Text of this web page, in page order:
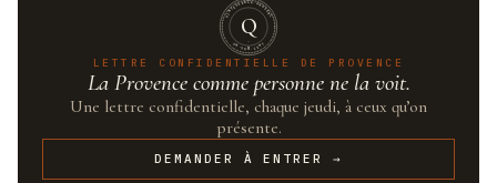
QUINTESSENCE·PROVENCE
UN·SUR·CENT
Q
LETTRE CONFIDENTIELLE DE PROVENCE
La Provence comme personne ne la voit.
Une lettre confidentielle, chaque jeudi, à ceux qu’on
présente.
DEMANDER À ENTRER →